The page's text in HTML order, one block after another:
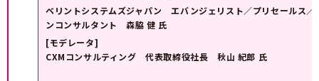
ベリントシステムズジャパン エバンジェリスト／プリセールス／
ンコンサルタント 森脇 健 氏
[モデレータ]
CXMコンサルティング 代表取締役社長 秋山 紀郎 氏